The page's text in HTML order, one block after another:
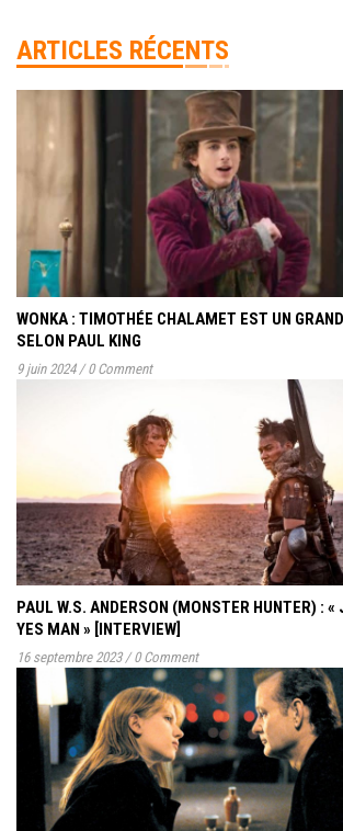
ARTICLES RÉCENTS
WONKA : TIMOTHÉE CHALAMET EST UN
SELON PAUL KING
9 juin 2024 / 0 Comment
PAUL W.S. ANDERSON (MONSTER HUNTER) : «
YES MAN » [INTERVIEW]
16 septembre 2023 / 0 Comment